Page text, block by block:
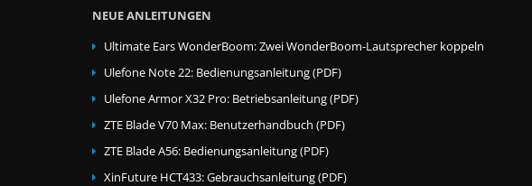
NEUE ANLEITUNGEN
Ultimate Ears WonderBoom: Zwei WonderBoom-Lautsprecher koppeln
Ulefone Note 22: Bedienungsanleitung (PDF)
Ulefone Armor X32 Pro: Betriebsanleitung (PDF)
ZTE Blade V70 Max: Benutzerhandbuch (PDF)
ZTE Blade A56: Bedienungsanleitung (PDF)
XinFuture HCT433: Gebrauchsanleitung (PDF)